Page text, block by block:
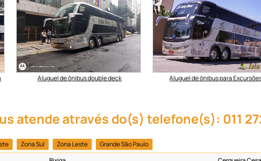
Aluguel de ônibus double deck Aluguel de ônibus para
atende através do(s) telefone(s): 011
Zona Sul Zona Leste
Grande São Paulo